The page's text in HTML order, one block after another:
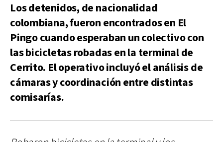
Los detenidos, de nacionalidad
colombiana, fueron encontrados en El
Pingo cuando esperaban un colectivo con
las bicicletas robadas en la terminal de
Cerrito. El operativo incluyó el análisis de
cámaras y coordinación entre distintas
comisarías.